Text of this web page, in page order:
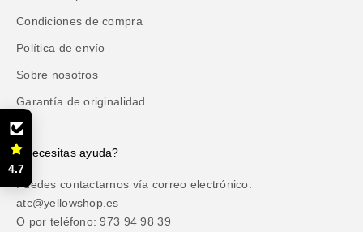
Condiciones de compra
Política de envío
Sobre nosotros
Garantía de originalidad
¿Necesitas ayuda?
Puedes contactarnos vía correo electrónico:
atc@yellowshop.es
O por teléfono: 973 94 98 39
4.7